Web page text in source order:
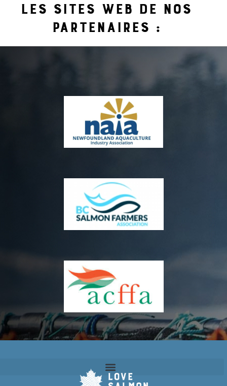
les sites Web de nos
partenaires :